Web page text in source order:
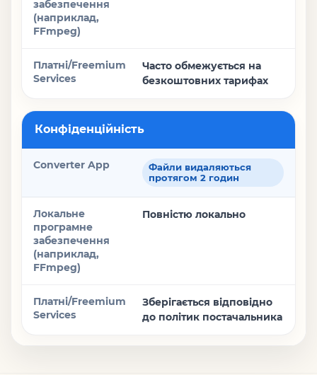
Часто обмежується на
безкоштовних тарифах
Конфіденційність
Файли видаляються
протягом 2 годин
Повністю локально
Зберігається відповідно
до політик постачальника